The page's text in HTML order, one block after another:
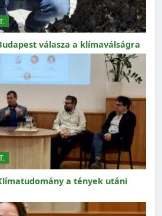
válasza a klímaválságra
a tények utáni